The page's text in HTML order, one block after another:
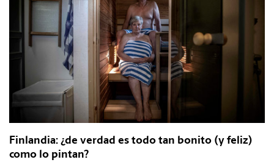
Finlandia: ¿de verdad es todo tan bonito (y feliz)
como lo pintan?